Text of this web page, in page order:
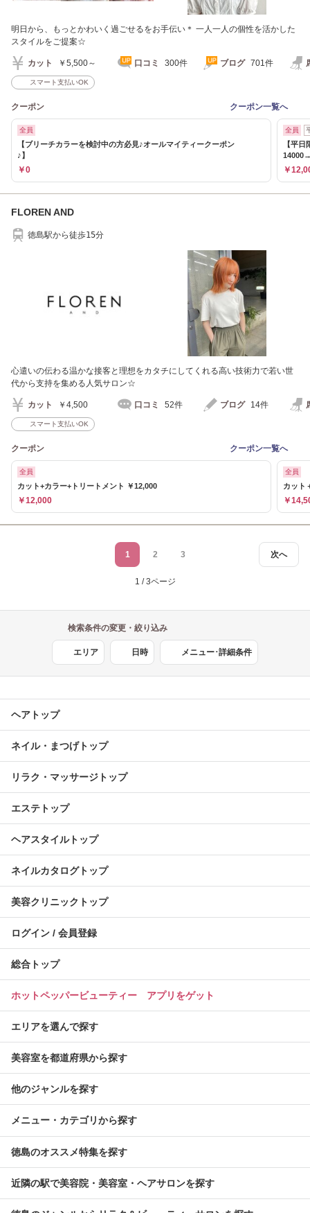
明日から、もっとかわいく過ごせるをお手伝い＊ 一人一人の個性を活かした
スタイルをご提案☆
カット ￥5,500～ 口コミ 300件 ブログ 701件
スマート支払いOK
クーポン クーポン一覧へ
全員
【ブリーチカラーを検討中の方必見♪オールマイティークーポン
♪】
￥0
全員
【平
￥
FLOREN AND
徳島駅から徒歩15分
心遣いの伝わる温かな接客と理想をカタチにしてくれる高い技術力で若い世
代から支持を集める人気サロン☆
カット ￥4,500 口コミ 52件 ブログ 14件
スマート支払いOK
クーポン クーポン一覧へ
全員
カット+カラー+トリートメント ￥12,000
￥12,000
全員
カット
￥
次へ
1 2 3
1 / 3ページ
検索条件の変更・絞り込み
エリア 日時 メニュー･詳細条件
ヘアトップ
ネイル・まつげトップ
リラク・マッサージトップ
エステトップ
ヘアスタイルトップ
ネイルカタログトップ
美容クリニックトップ
ログイン / 会員登録
総合トップ
ホットペッパービューティー アプリをゲット
エリアを選んで探す
美容室を都道府県から探す
他のジャンルを探す
メニュー・カテゴリから探す
徳島のオススメ特集を探す
近隣の駅で美容院・美容室・ヘアサロンを探す